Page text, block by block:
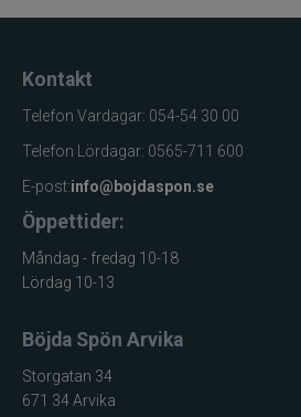
Kontakt
Telefon Vardagar: 054-54 30 00
Telefon Lördagar: 0565-711 600
E-post:info@bojdaspon.se
Öppettider:
Måndag - fredag 10-18
Lördag 10-13
Böjda Spön Arvika
Storgatan 34
671 34 Arvika